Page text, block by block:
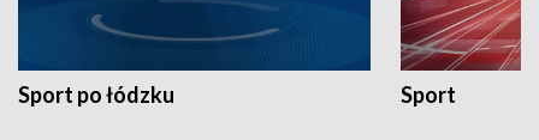
Sport po łódzku Sport